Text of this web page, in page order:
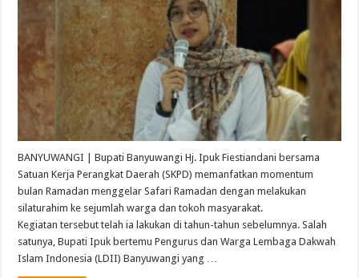
BANYUWANGI | Bupati Banyuwangi Hj. Ipuk Fiestiandani bersama
Satuan Kerja Perangkat Daerah (SKPD) memanfatkan momentum
bulan Ramadan menggelar Safari Ramadan dengan melakukan
silaturahim ke sejumlah warga dan tokoh masyarakat.
Kegiatan tersebut telah ia lakukan di tahun-tahun sebelumnya. Salah
satunya, Bupati Ipuk bertemu Pengurus dan Warga Lembaga Dakwah
Islam Indonesia (LDII) Banyuwangi yang …